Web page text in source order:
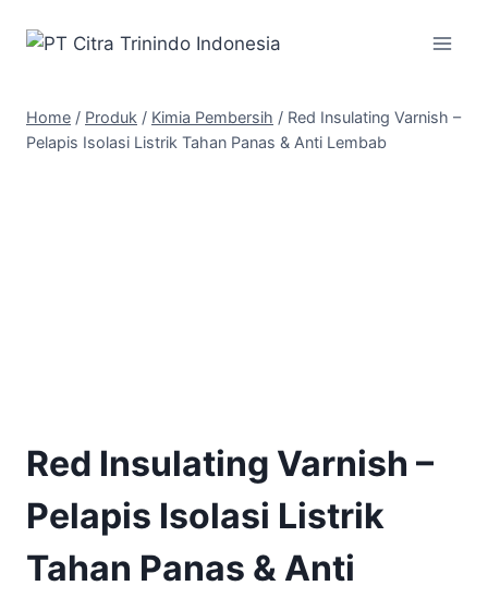
Home / Produk / Kimia Pembersih / Red Insulating Varnish –
Pelapis Isolasi Listrik Tahan Panas & Anti Lembab
Red Insulating Varnish –
Pelapis Isolasi Listrik
Tahan Panas & Anti